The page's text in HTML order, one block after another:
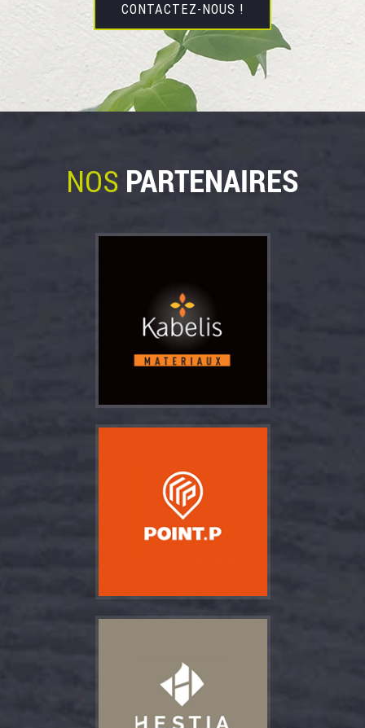
CONTACTEZ-NOUS !
NOS PARTENAIRES